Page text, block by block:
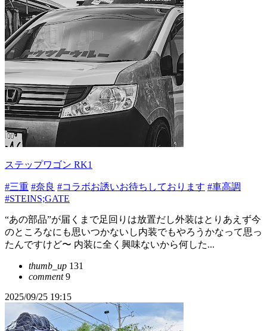
ステップワゴン RK1
#三重 #奈良 #コラボお誘いお待ちしております #車高調
#STEINS;GATE
“あの部品”が届くまで足回りは放置だし外装はとりあえず今
のところなにも思いつかないし内装でもやろうかなって思っ
たんですけど〜 内装に全く興味ないから何した...
thumb_up 131
comment9
2025/09/25 19:15